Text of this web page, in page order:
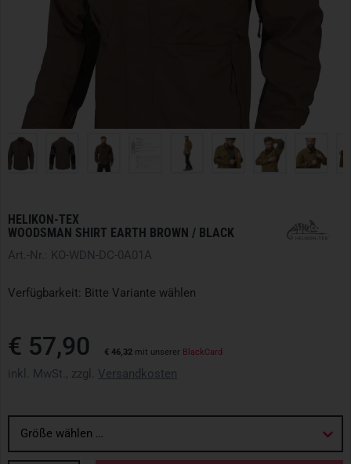
HELIKON-TEX
WOODSMAN SHIRT EARTH BROWN / BLACK
Art.-Nr.: KO-WDN-DC-0A01A
Verfügbarkeit: Bitte Variante wählen
€ 57,90 € 46,32 mit unserer BlackCard
inkl. MwSt., zzgl. Versandkosten
Größe wählen …